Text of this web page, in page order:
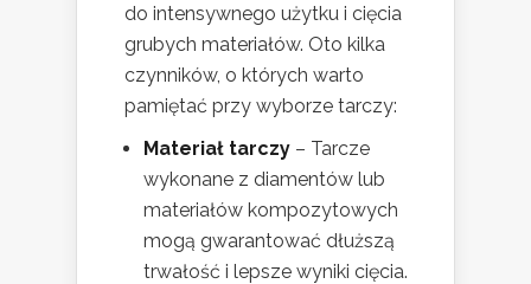
do intensywnego użytku i cięcia
grubych materiałów. Oto kilka
czynników, o których warto
pamiętać przy wyborze tarczy:
Materiał tarczy – Tarcze
wykonane z diamentów lub
materiałów kompozytowych
mogą gwarantować dłuższą
trwałość i lepsze wyniki cięcia.